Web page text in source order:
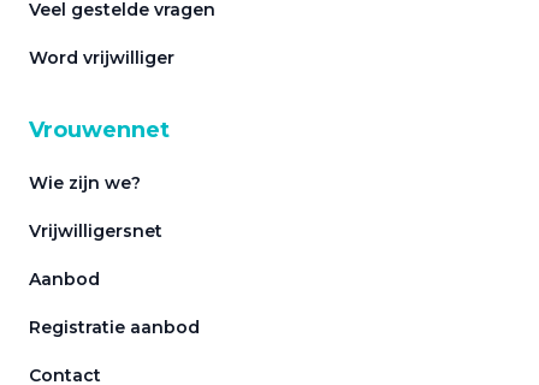
Veel gestelde vragen
Word vrijwilliger
Vrouwennet
Wie zijn we?
Vrijwilligersnet
Aanbod
Registratie aanbod
Contact